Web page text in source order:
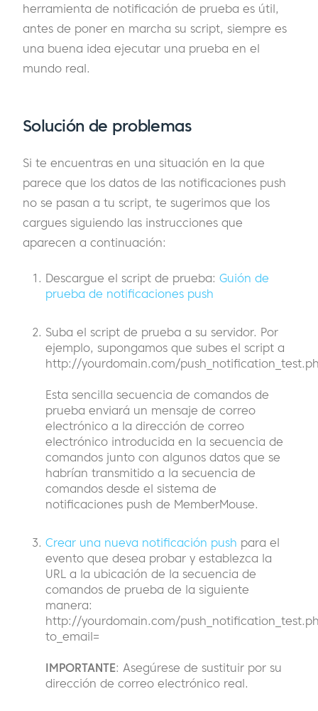
herramienta de notificación de prueba es útil,
antes de poner en marcha su script, siempre es
una buena idea ejecutar una prueba en el
mundo real.
Solución de problemas
Si te encuentras en una situación en la que
parece que los datos de las notificaciones push
no se pasan a tu script, te sugerimos que los
cargues siguiendo las instrucciones que
aparecen a continuación:
Descargue el script de prueba: Guión de
prueba de notificaciones push
Suba el script de prueba a su servidor. Por
ejemplo, supongamos que subes el script a
http://yourdomain.com/
Esta sencilla secuencia de comandos de
prueba enviará un mensaje de correo
electrónico a la dirección de correo
electrónico introducida en la secuencia de
comandos junto con algunos datos que se
habrían transmitido a la secuencia de
comandos desde el sistema de
notificaciones push de MemberMouse.
Crear una nueva notificación push para el
evento que desea probar y establezca la
URL a la ubicación de la secuencia de
comandos de prueba de la siguiente
manera:
http://yourdomain.com/
to_email=
IMPORTANTE: Asegúrese de sustituir por su
dirección de correo electrónico real.